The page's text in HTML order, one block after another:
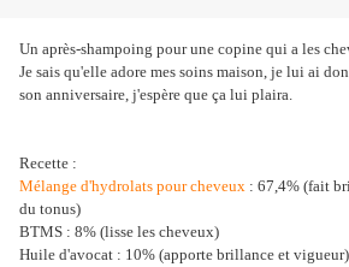
Un après-shampoing pour une copine qui a les
Je sais qu'elle adore mes soins maison, je lui ai
son anniversaire, j'espère que ça lui plaira.
Recette :
Mélange d'hydrolats pour cheveux : 67,4% (fait
du tonus)
BTMS : 8% (lisse les cheveux)
Huile d'avocat : 10% (apporte brillance et vigueur)